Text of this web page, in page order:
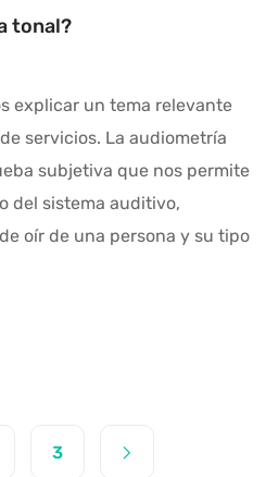
tonal?
explicar un tema relevante
servicios. La audiometría
subjetiva que nos permite
del sistema auditivo,
oír de una persona y su tipo
3